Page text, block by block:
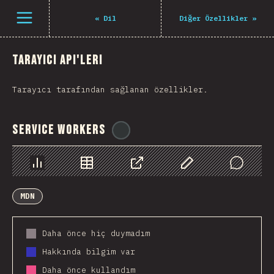
Open menu « Dil Diğer Özellikler »
Tarayıcı API'leri
Tarayıcı tarafından sağlanan özellikler.
Service Workers
Chart Data Share Customize Data
Comments
MDN
Daha önce hiç duymadım
Hakkında bilgim var
Daha önce kullandım
Navigated to The State of JS 2021